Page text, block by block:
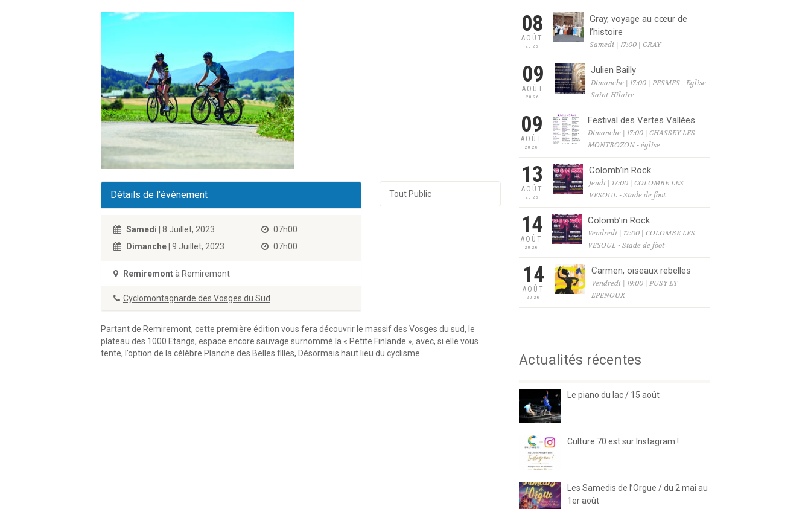
Détails de l'événement
Samedi | 8 Juillet, 2023
07h00
Dimanche | 9 Juillet, 2023 07h00
Remiremontà Remiremont
Cyclomontagnarde des Vosges du Sud
Tout Public
Partant de Remiremont, cette première édition vous fera découvrir le massif des Vosges du sud, le
plateau des 1000 Etangs, espace encore sauvage surnommé la « Petite Finlande », avec, si elle vous
tente, l’option de la célèbre Planche des Belles filles, Désormais haut lieu du cyclisme.
08
AOÛT
2026
Gray, voyage au cœur de
l’histoire
Samedi | 17:00 | GRAY
09
AOÛT
2026
Julien Bailly
Dimanche | 17:00 | PESMES - Eglise
Saint-Hilaire
09
AOÛT
2026
Festival des Vertes Vallées
Dimanche | 17:00 | CHASSEY LES
MONTBOZON - église
13
AOÛT
2026
Colomb’in Rock
Jeudi | 17:00 | COLOMBE LES
VESOUL - Stade de foot
14
AOÛT
2026
Colomb’in Rock
Vendredi | 17:00 | COLOMBE LES
VESOUL - Stade de foot
14
AOÛT
2026
Carmen, oiseaux rebelles
Vendredi | 19:00 | PUSY ET
EPENOUX
Actualités récentes
Le piano du lac / 15 août
Culture 70 est sur Instagram !
Les Samedis de l’Orgue / du 2 mai au
1er août